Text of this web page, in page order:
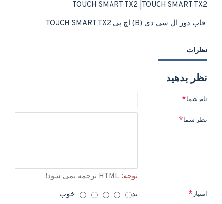
TOUCH SMART TX2 |TOUCH SMART TX2
قاب دور ال سی دی (B) اچ پی TOUCH SMART TX2
نظرات
نظر بدهید
نام شما
نظر شما
توجه:
امتیاز بد خوب